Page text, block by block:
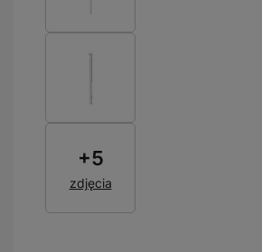
+5
zdjęcia